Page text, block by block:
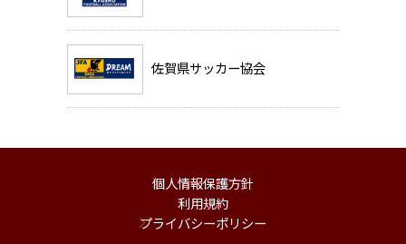
佐賀県サッカー協会
個人情報保護方針
利用規約
プライバシーポリシー